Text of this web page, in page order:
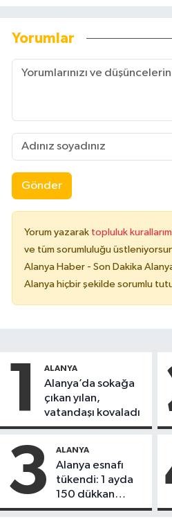
Yorumlar
Gönder
Yorum yazarak topluluk
ve tüm sorumluluğu
Alanya Haber - Son Dakika
Alanya hiçbir şekilde sorumlu
1 ALANYA
Alanya’da sokağa
çıkan yılan,
vatandaşı kovaladı
3 ALANYA
Alanya esnafı
tükendi: 1 ayda
150 dükkan
kapandı